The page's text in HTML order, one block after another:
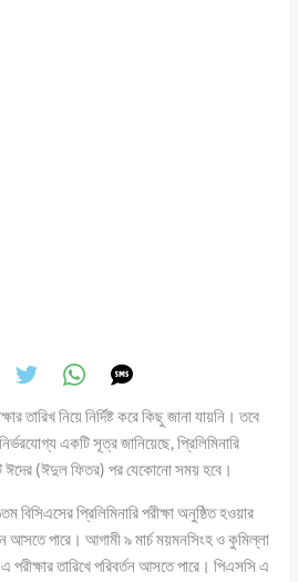
তারিখ নিয়ে নির্দিষ্ট করে কিছু জানা যায়নি। তবে
একটি সূত্র জানিয়েছে, প্রিলিমিনারি
এটি ঈদের (ঈদুল ফিতর) পর যেকোনো সময় হবে।
বিসিএসের প্রিলিমিনারি পরীক্ষা অনুষ্ঠিত হওয়ার
আসতে পারে। আগামী ৯ মার্চ ময়মনসিংহ ও কুমিল্লা
এ পরীক্ষার তারিখে পরিবর্তন আসতে পারে। পিএসসি এ